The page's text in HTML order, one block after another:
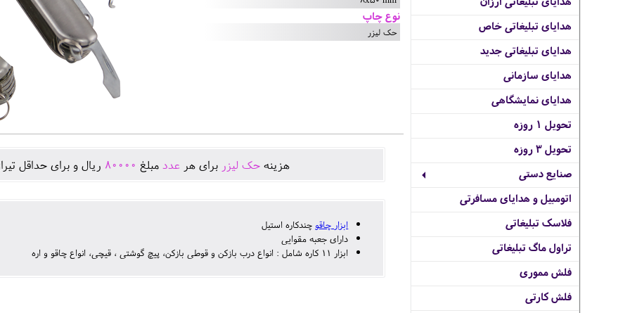
هدایای تبلیغاتی خاص
هدایای تبلیغاتی جدید
هدایای سازمانی
هدایای نمایشگاهی
تحویل 1 روزه
تحویل 3 روزه
صنایع دستی
اتومبیل و هدایای مسافرتی
فلاسک تبلیغاتی
تراول ماگ تبلیغاتی
فلش مموری
فلش کارتی
نوع چاپ
حک لیزر
هزينه حک لیزر برای هر عدد مبلغ 80000 ريال و برای حداقل
ابزار چاقو چندکاره استیل
دارای جعبه مقوایی
ابزار 11 کاره شامل : انواع درب بازکن و قوطی بازکن، پیچ گوشتی ، قیچی، انواع چاقو و اره